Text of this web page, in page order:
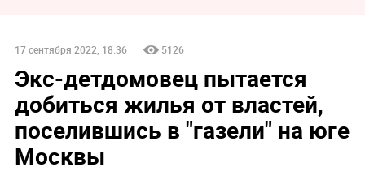
17 сентября 2022, 18:36 5126
Экс-детдомовец пытается
добиться жилья от властей,
поселившись в "газели" на юге
Москвы